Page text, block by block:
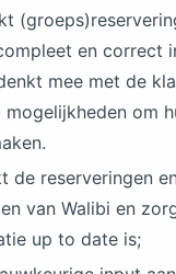
en correct
mee met de
om
de reserveringen
van Walibi en
up to date is;